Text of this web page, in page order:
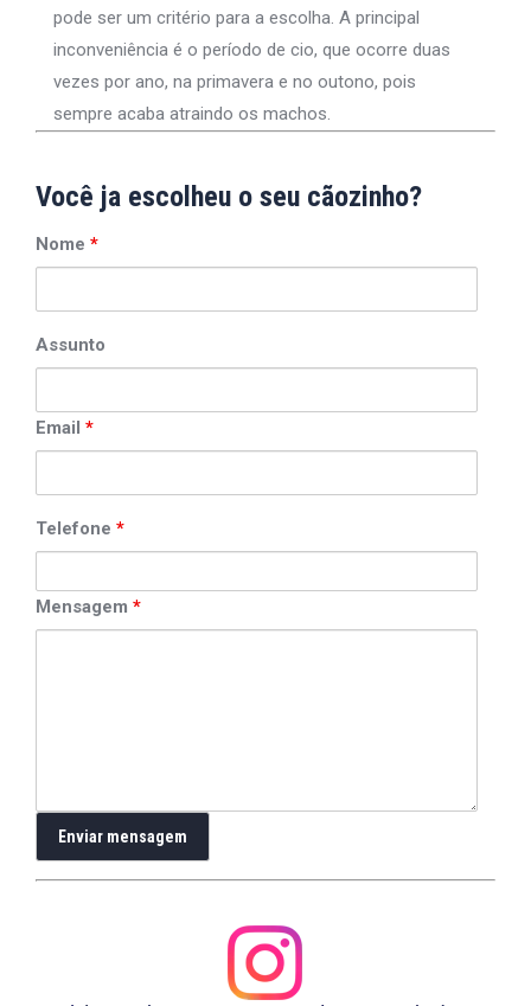
pode ser um critério para a escolha. A principal
inconveniência é o período de cio, que ocorre duas
vezes por ano, na primavera e no outono, pois
sempre acaba atraindo os machos.
Você ja escolheu o seu cãozinho?
Nome *
Assunto
Email *
Telefone *
Mensagem *